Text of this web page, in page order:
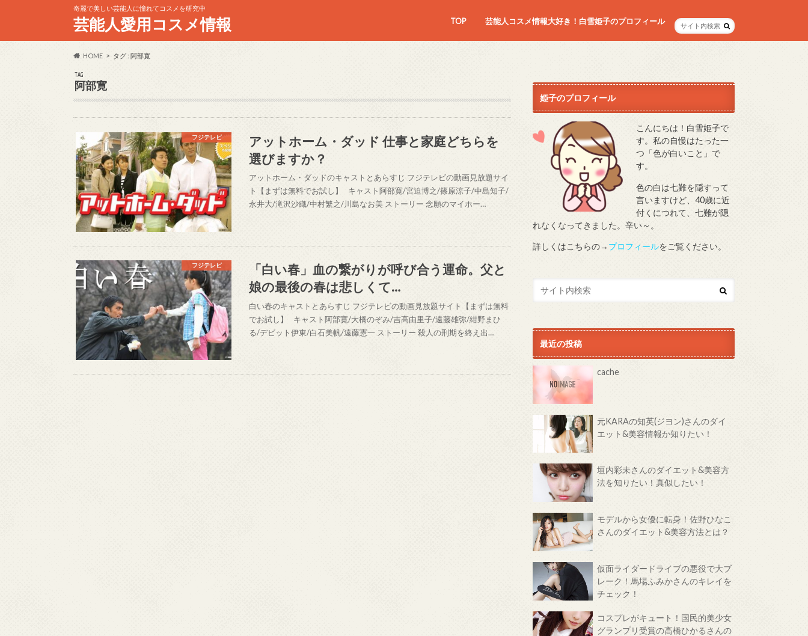
奇麗で美しい芸能人に憧れてコスメを研究中
芸能人愛用コスメ情報 TOP 芸能人コスメ情報大好き！白雪姫子のプロフィール
HOME タグ : 阿部寛
TAG
阿部寛
フジテレビ
アットホーム・ダッド 仕事と家庭どちらを
選びますか？
アットホーム・ダッドのキャストとあらすじ フジテレビの動画見放題サイ
ト【まずは無料でお試し】 キャスト阿部寛/宮迫博之/篠原涼子/中島知子/
永井大/滝沢沙織/中村繁之/川島なお美 ストーリー 念願のマイホー…
フジテレビ
「白い春」血の繋がりが呼び合う運命。父と
娘の最後の春は悲しくて…
白い春のキャストとあらすじ フジテレビの動画見放題サイト【まずは無料
でお試し】 キャスト阿部寛/大橋のぞみ/吉高由里子/遠藤雄弥/紺野まひ
る/デビット伊東/白石美帆/遠藤憲一 ストーリー 殺人の刑期を終え出…
姫子のプロフィール
こんにちは！白雪姫子で
す。私の自慢はたった一
つ「色が白いこと」で
す。
色の白は七難を隠すって
言いますけど、40歳に近
付くにつれて、七難が隠
れなくなってきました。辛い～。
詳しくはこちらの→ プロフィールをご覧ください。
最近の投稿
cache
元KARAの知英(ジヨン)さんのダイ
エット&美容情報か知りたい！
垣内彩未さんのダイエット&美容方
法を知りたい！真似したい！
モデルから女優に転身！佐野ひなこ
さんのダイエット&美容方法とは？
仮面ライダードライブの悪役で大ブ
レーク！馬場ふみかさんのキレイを
チェック！
コスプレがキュート！国民的美少女
グランプリ受賞の高橋ひかるさんの